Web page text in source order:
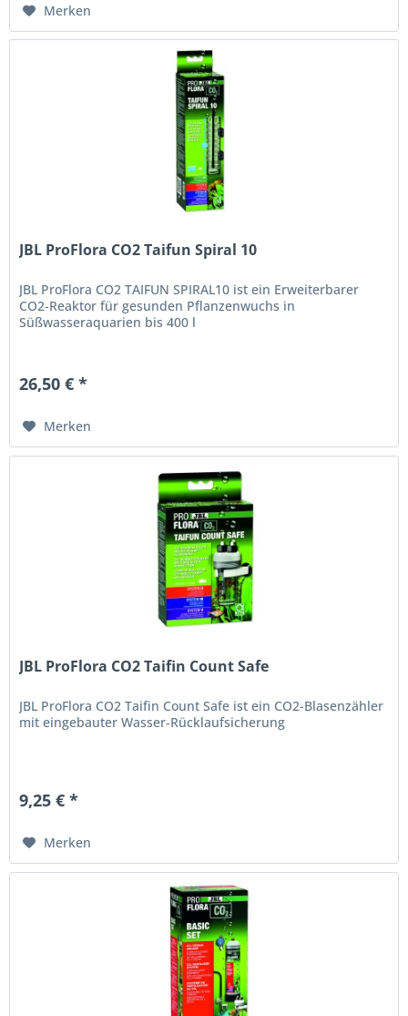
Merken
JBL ProFlora CO2 Taifun Spiral 10
JBL ProFlora CO2 TAIFUN SPIRAL10 ist ein Erweiterbarer
CO2-Reaktor für gesunden Pflanzenwuchs in
Süßwasseraquarien bis 400 l
26,50 € *
Merken
JBL ProFlora CO2 Taifin Count Safe
JBL ProFlora CO2 Taifin Count Safe ist ein CO2-Blasenzähler
mit eingebauter Wasser-Rücklaufsicherung
9,25 € *
Merken